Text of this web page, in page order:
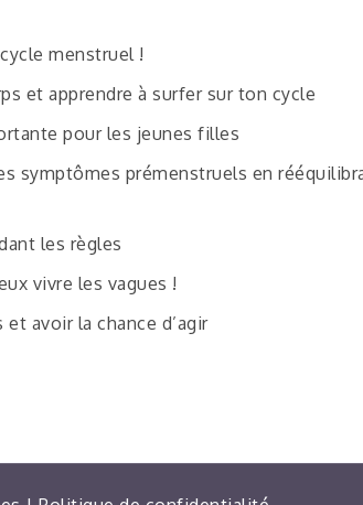
menstruel !
et apprendre à surfer sur ton cycle
pour les jeunes filles
symptômes prémenstruels en
les règles
vivre les vagues !
avoir la chance d’agir